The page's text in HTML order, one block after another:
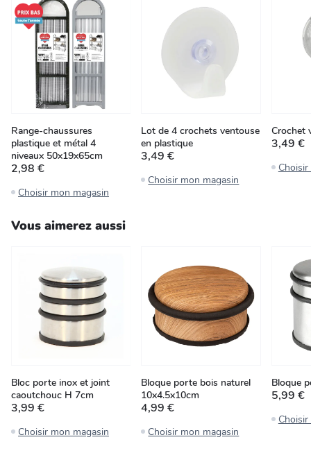
Range-chaussures
plastique et métal 4
niveaux 50x19x65cm
2,98 €
Choisir mon magasin
Lot de 4 crochets ventouse
en plastique
3,49 €
Choisir mon magasin
Crochet
3,49 €
Vous aimerez aussi
Bloc porte inox et joint
caoutchouc H 7cm
3,99 €
Choisir mon magasin
Bloque porte bois naturel
10x4.5x10cm
4,99 €
Choisir mon magasin
Bloque
5,99 €